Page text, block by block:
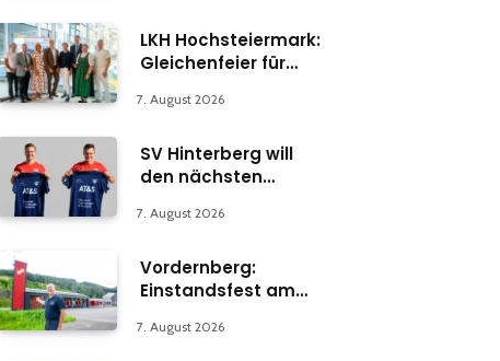
LKH Hochsteiermark:
Gleichenfeier für
Abteilung in Bruck
7. August 2026
SV Hinterberg will
den nächsten
7. August 2026
Vordernberg:
Einstandsfest am
7. August 2026